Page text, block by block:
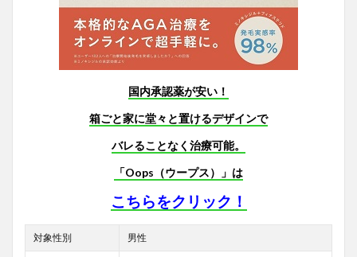
国内承認薬が安い！
箱ごと家に堂々と置けるデザインで
バレることなく治療可能。
「Oops（ウープス）」は
こちらをクリック！
対象性別 男性